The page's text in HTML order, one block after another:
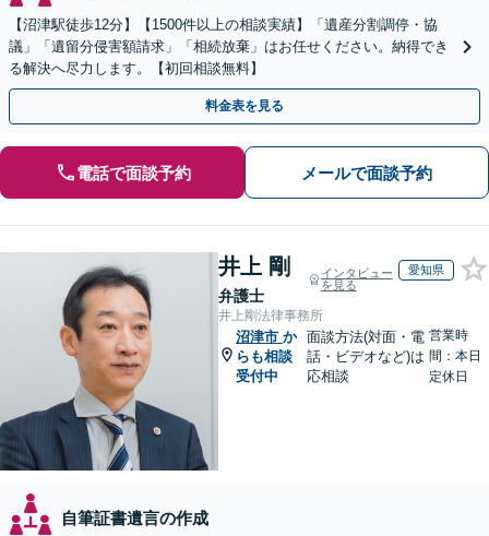
【沼津駅徒歩12分】【1500件以上の相談実績】「遺産分割調停・協
議」「遺留分侵害額請求」「相続放棄」はお任せください。納得でき
る解決へ尽力します。【初回相談無料】
料金表を見る
電話で面談予約 メールで面談予約
井上 剛
弁護士
インタビュー
を見る
愛知県
井上剛法律事務所
沼津市 か
らも相談
受付中
面談方法(対面・電
話・ビデオなど)は
応相談
営業時
間：本日
定休日
自筆証書遺言の作成